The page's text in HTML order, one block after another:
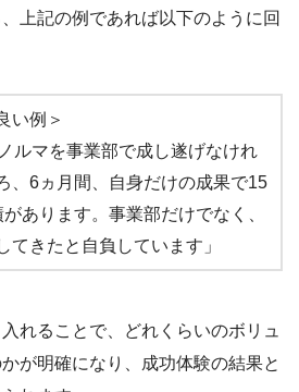
上記の例であれば以下のように回
い例＞
ルマを事業部で成し遂げなけれ
、6ヵ月間、自身だけの成果で15
あります。事業部だけでなく、
てきたと自負しています」
れることで、どれくらいのボリュ
が明確になり、成功体験の結果と